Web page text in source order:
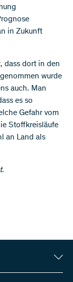
in Zukunft
dass dort in den
wurde
auch. Man
es so
Gefahr vom
Stoffkreisläufe
an Land als